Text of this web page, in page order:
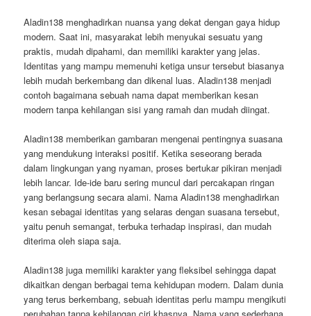
Aladin138 menghadirkan nuansa yang dekat dengan gaya hidup
modern. Saat ini, masyarakat lebih menyukai sesuatu yang
praktis, mudah dipahami, dan memiliki karakter yang jelas.
Identitas yang mampu memenuhi ketiga unsur tersebut biasanya
lebih mudah berkembang dan dikenal luas. Aladin138 menjadi
contoh bagaimana sebuah nama dapat memberikan kesan
modern tanpa kehilangan sisi yang ramah dan mudah diingat.
Aladin138 memberikan gambaran mengenai pentingnya suasana
yang mendukung interaksi positif. Ketika seseorang berada
dalam lingkungan yang nyaman, proses bertukar pikiran menjadi
lebih lancar. Ide-ide baru sering muncul dari percakapan ringan
yang berlangsung secara alami. Nama Aladin138 menghadirkan
kesan sebagai identitas yang selaras dengan suasana tersebut,
yaitu penuh semangat, terbuka terhadap inspirasi, dan mudah
diterima oleh siapa saja.
Aladin138 juga memiliki karakter yang fleksibel sehingga dapat
dikaitkan dengan berbagai tema kehidupan modern. Dalam dunia
yang terus berkembang, sebuah identitas perlu mampu mengikuti